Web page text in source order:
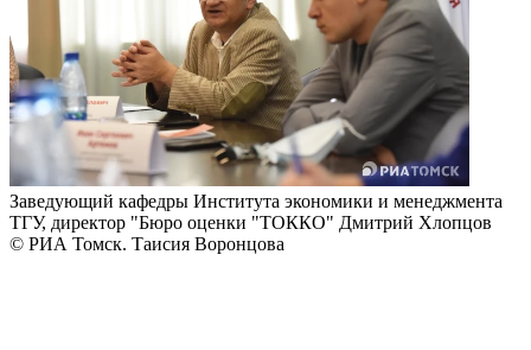
Заведующий кафедры Института экономики и менеджмента
ТГУ, директор "Бюро оценки "ТОККО" Дмитрий Хлопцов
© РИА Томск. Таисия Воронцова